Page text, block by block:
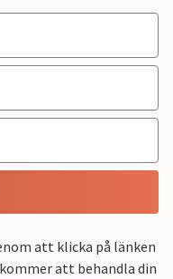
att klicka på länken
att behandla din